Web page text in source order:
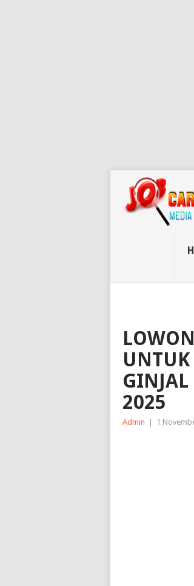
UNTUK
2025
Admin 1